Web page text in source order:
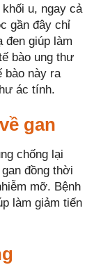
u, ngay cả
gần đây chỉ
đen giúp làm
bào ung thư
bào này ra
ác tính.
gan
chống lại
đồng thời
mỡ. Bệnh
làm giảm tiến